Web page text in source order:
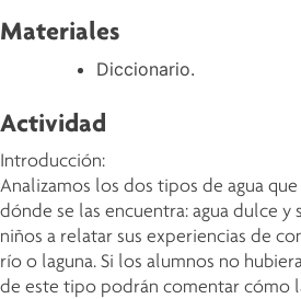
Materiales
Diccionario.
Actividad
Introducción:
Analizamos los dos tipos de agua
dónde se las encuentra: agua dulce y
niños a relatar sus experiencias de
río o laguna. Si los alumnos no
de este tipo podrán comentar cómo